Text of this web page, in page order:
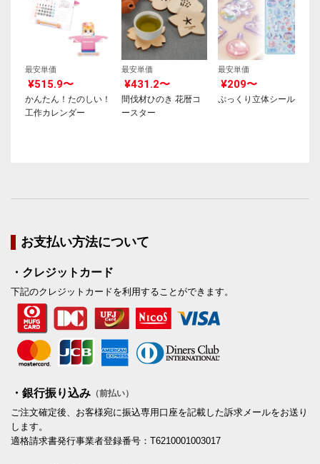
最安単価
¥515.9〜
かんたん！たのしい！
工作カレンダー
最安単価
¥431.2〜
間伐材ひのき 花暦コ
ースター
最安単価
¥209〜
ぷっくり立体シール
お支払い方法について
・クレジットカード
下記のクレジットカードを利用することができます。
・銀行振り込み （前払い）
ご注文確定後、お客様宛に振込専用口座を記載した訴求メールをお送り
します。
適格請求書発行事業者登録番号：T6210001003017